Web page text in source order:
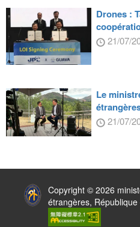
Drones :
21/07/
Le
21/07/
Copyright © 2026
étrangères,